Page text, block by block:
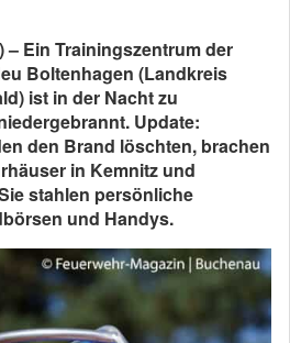
– Ein Trainingszentrum der
Boltenhagen (Landkreis
ist in der Nacht zu
Update:
den Brand löschten, brachen
in Kemnitz und
stahlen persönliche
und Handys.